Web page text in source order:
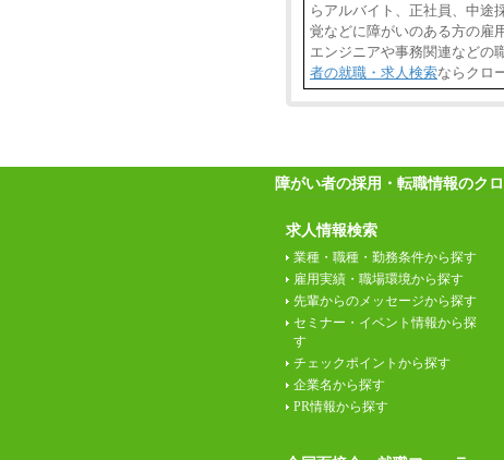
らアルバイト、正社員、中途
覚などに障がいのある方の雇
エンジニアや事務関連などの
者の就職・求人検索ならクロ
障がい者の採用・転職情報のク
求人情報検索
業種・職種・勤務条件から探す
雇用実績・職場環境から探す
先輩からのメッセージから探す
セミナー・イベント情報から探
す
チェックポイントから探す
企業名から探す
PR情報から探す